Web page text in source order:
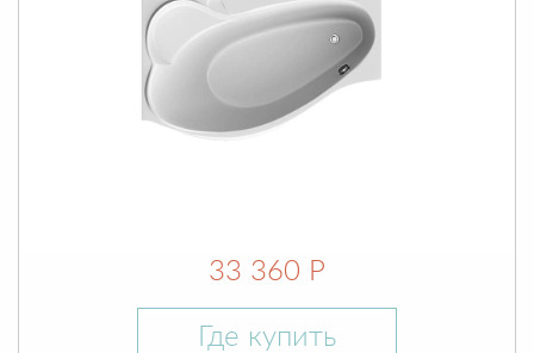
33 360 Р
Где купить